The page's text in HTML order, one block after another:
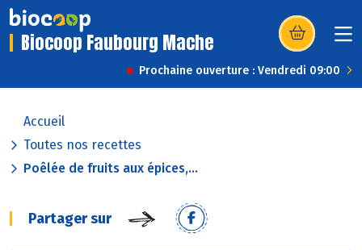
Biocoop Faubourg Mache (s’ouvre dans
Prochaine ouverture : Vendredi 09:00
Accueil
Toutes nos recettes
Poêlée de fruits aux épices,...
Partager sur